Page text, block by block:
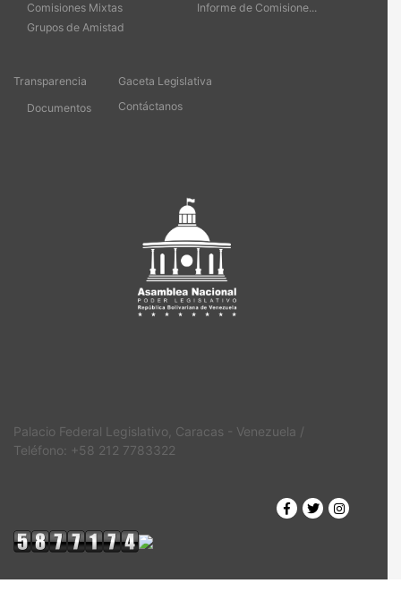
Comisiones Mixtas
Grupos de Amistad
Informe de Comisione...
Transparencia
Documentos
Gaceta Legislativa
Contáctanos
Palacio Federal Legislativo, Caracas - Venezuela /
Teléfono: +58 212 7783322